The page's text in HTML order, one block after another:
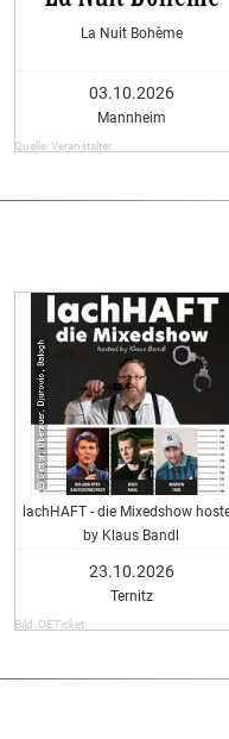
La Nuit Bohème
03.10.2026
Mannheim
Quelle: Veranstalter
lachHAFT - die Mixedshow
by Klaus Bandl
23.10.2026
Ternitz
Bild: OETicket